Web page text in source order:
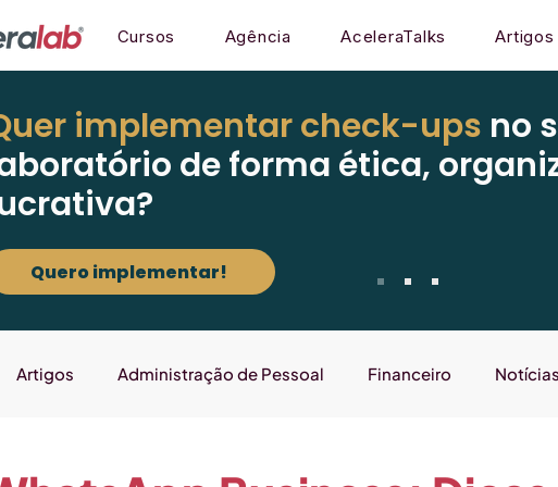
Cursos Agência AceleraTalks Artigos
implementar check-ups no
de forma ética,
Quero implementar!
Artigos Administração de Pessoal Financeiro Notícias